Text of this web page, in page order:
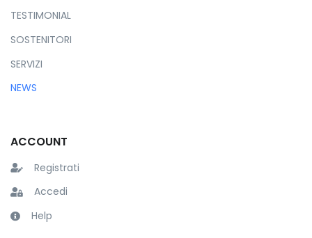
TESTIMONIAL
SOSTENITORI
SERVIZI
NEWS
ACCOUNT
Registrati
Accedi
Help